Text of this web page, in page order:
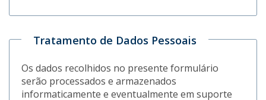
Tratamento de Dados Pessoais
Os dados recolhidos no presente formulário
serão processados e armazenados
informaticamente e eventualmente em suporte